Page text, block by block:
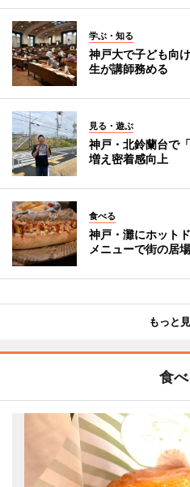
学ぶ・知る
神戸大で子ども向
生が講師務める
見る・遊ぶ
神戸・北鈴蘭台で
増え密着感向上
食べる
神戸・灘にホット
メニューで街の居
もっと
食